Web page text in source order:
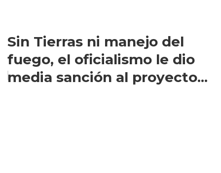
Sin Tierras ni manejo del
fuego, el oficialismo le dio
media sanción al proyecto...